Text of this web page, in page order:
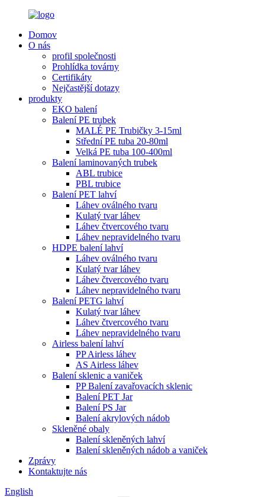
Domov
O nás
profil společnosti
Prohlídka továrny
Certifikáty
Nejčastější dotazy
produkty
EKO balení
Balení PE trubek
MALÉ PE Trubičky 3-15ml
Střední PE tuba 20-80ml
Velká PE tuba 100-400ml
Balení laminovaných trubek
ABL trubice
PBL trubice
Balení PET lahví
Láhev oválného tvaru
Kulatý tvar láhev
Láhev čtvercového tvaru
Láhev nepravidelného tvaru
HDPE balení lahví
Láhev oválného tvaru
Kulatý tvar láhev
Láhev čtvercového tvaru
Láhev nepravidelného tvaru
Balení PETG lahví
Kulatý tvar láhev
Láhev čtvercového tvaru
Láhev nepravidelného tvaru
Airless balení lahví
PP Airless láhev
AS Airless láhev
Balení sklenic a vaniček
PP Balení zavařovacích sklenic
Balení PET Jar
Balení PS Jar
Balení akrylových nádob
Skleněné obaly
Balení skleněných lahví
Balení skleněných nádob a vaniček
Zprávy
Kontaktujte nás
English